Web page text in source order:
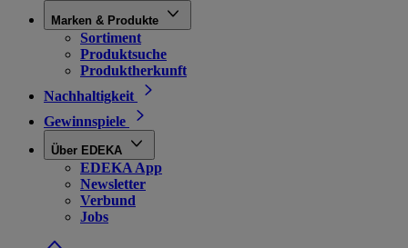
Marken & Produkte
Sortiment
Produktsuche
Produktherkunft
Nachhaltigkeit
Gewinnspiele
Über EDEKA
EDEKA App
Newsletter
Verbund
Jobs